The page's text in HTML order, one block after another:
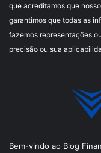
que acreditamos que
garantimos que todas as
fazemos representações
precisão ou sua
Bem-vindo ao Blog